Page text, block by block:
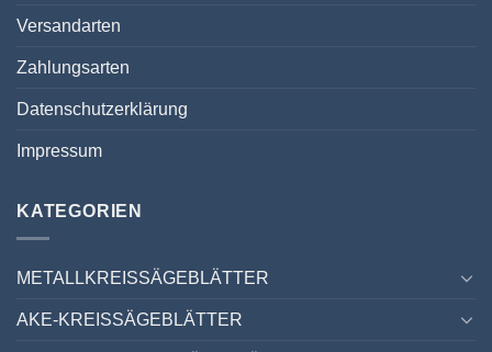
Versandarten
Zahlungsarten
Datenschutzerklärung
Impressum
KATEGORIEN
METALLKREISSÄGEBLÄTTER
AKE-KREISSÄGEBLÄTTER